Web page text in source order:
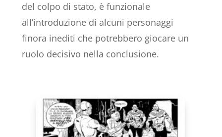
del colpo di stato, è funzionale
all’introduzione di alcuni personaggi
finora inediti che potrebbero giocare un
ruolo decisivo nella conclusione.